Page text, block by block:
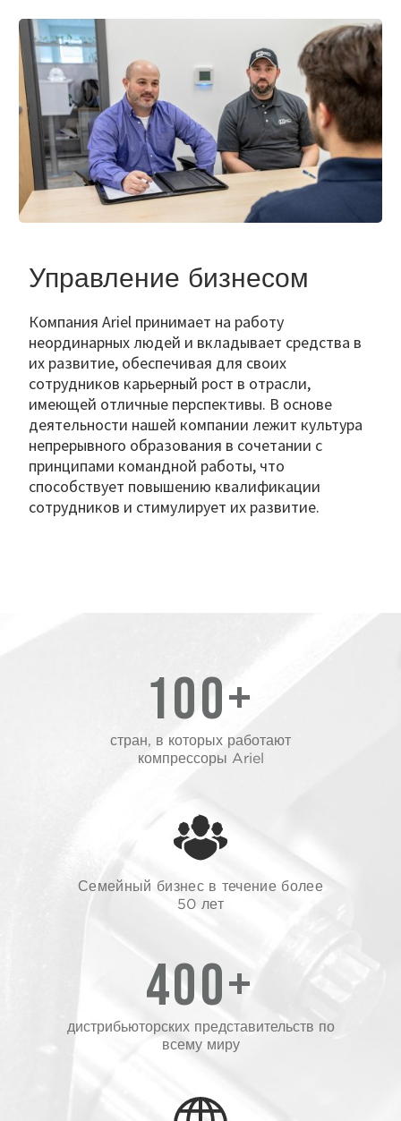
Управление бизнесом
Компания Ariel принимает на работу
неординарных людей и вкладывает средства в
их развитие, обеспечивая для своих
сотрудников карьерный рост в отрасли,
имеющей отличные перспективы. В основе
деятельности нашей компании лежит культура
непрерывного образования в сочетании с
принципами командной работы, что
способствует повышению квалификации
сотрудников и стимулирует их развитие.
100+
стран, в которых работают
компрессоры Ariel
Семейный бизнес в течение более
50 лет
400+
дистрибьюторских представительств по
всему миру